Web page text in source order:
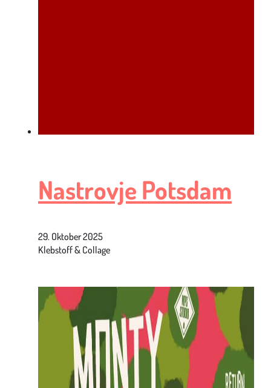
Nastrovje Potsdam
29. Oktober 2025
Klebstoff & Collage